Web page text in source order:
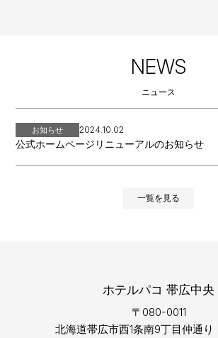
NEWS
ニュース
2024.10.02
お知らせ
公式ホームページリニューアルのお知らせ
一覧を見る
ホテルパコ 帯広中央
〒080-0011
北海道帯広市西1条南9丁目仲通り